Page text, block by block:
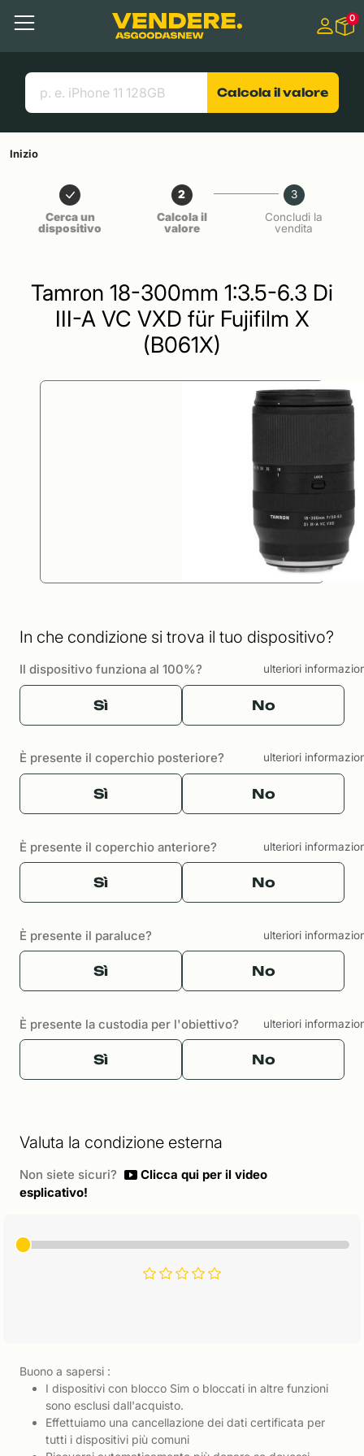
Contenuto principale
Menu
Cerca
Link utili
0
Calcola il valore
Inizio
Cerca un
dispositivo
2
Calcola il
valore
3
Concludi la
vendita
Tamron 18-300mm 1:3.5-6.3 Di
III-A VC VXD für Fujifilm X
(B061X)
In che condizione si trova il tuo dispositivo?
Il dispositivo funziona al 100%? ulteriori
Sì No
È presente il coperchio posteriore? ulteriori
Sì No
È presente il coperchio anteriore? ulteriori
Sì No
È presente il paraluce? ulteriori
Sì No
È presente la custodia per l'obiettivo? ulteriori
Sì No
Valuta la condizione esterna
Non siete sicuri?
Clicca qui per il video
esplicativo!
Buono a sapersi :
I dispositivi con blocco Sim o bloccati in altre funzioni
sono esclusi dall'acquisto.
Effettuiamo una cancellazione dei dati certificata per
tutti i dispositivi più comuni